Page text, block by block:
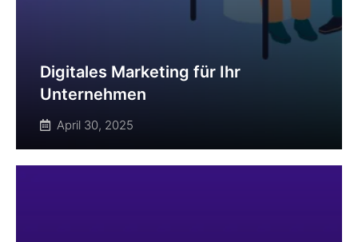
Digitales Marketing für Ihr
Unternehmen
April 30, 2025